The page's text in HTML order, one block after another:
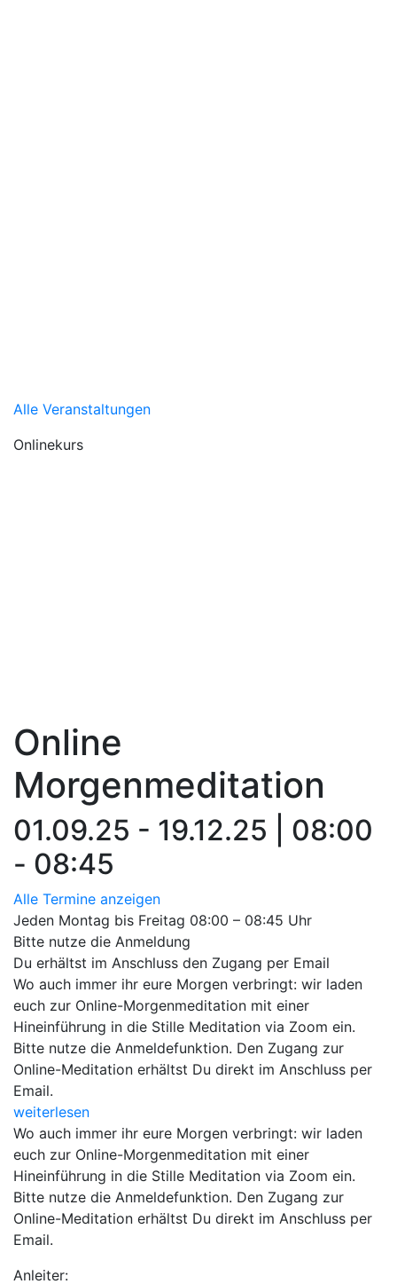
Alle Veranstaltungen
Onlinekurs
Online
Morgenmeditation
01.09.25 - 19.12.25 | 08:00
- 08:45
Alle Termine anzeigen
Jeden Montag bis Freitag 08:00 – 08:45 Uhr
Bitte nutze die Anmeldung
Du erhältst im Anschluss den Zugang per Email
Wo auch immer ihr eure Morgen verbringt: wir laden
euch zur Online-Morgenmeditation mit einer
Hineinführung in die Stille Meditation via Zoom ein.
Bitte nutze die Anmeldefunktion. Den Zugang zur
Online-Meditation erhältst Du direkt im Anschluss per
Email.
weiterlesen
Wo auch immer ihr eure Morgen verbringt: wir laden
euch zur Online-Morgenmeditation mit einer
Hineinführung in die Stille Meditation via Zoom ein.
Bitte nutze die Anmeldefunktion. Den Zugang zur
Online-Meditation erhältst Du direkt im Anschluss per
Email.
Anleiter: